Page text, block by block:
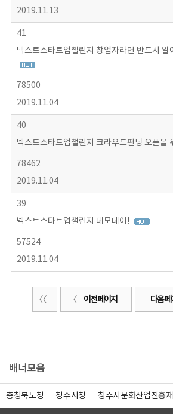
2019.11.13
41
넥스트스타트업챌린지 창업자라면 반드시
78500
2019.11.04
40
넥스트스타트업챌린지 크라우드펀딩 오픈을
78462
2019.11.04
39
넥스트스타트업챌린지 데모데이!
57524
2019.11.04
이전 페이지 다음 페
배너모음
충청북도청 청주시청 청주시문화산업진흥